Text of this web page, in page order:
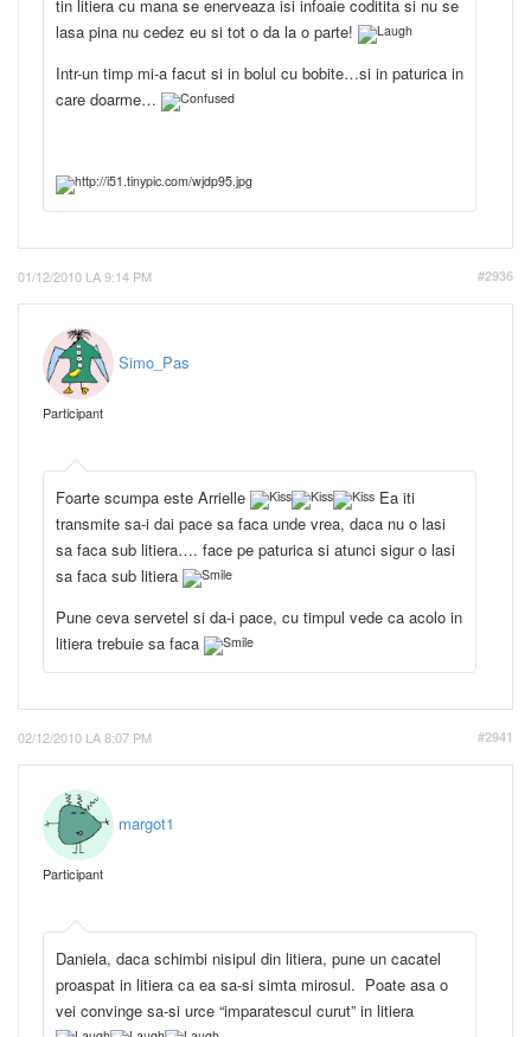
tin litiera cu mana se enerveaza isi infoaie coditita si nu se
lasa pina nu cedez eu si tot o da la o parte!
Intr-un timp mi-a facut si in bolul cu bobite…si in paturica in
care doarme…
01/12/2010 LA 9:14 PM #2936
Simo_Pas
Participant
Foarte scumpa este Arrielle
Ea iti
transmite sa-i dai pace sa faca unde vrea, daca nu o lasi
sa faca sub litiera…. face pe paturica si atunci sigur o lasi
sa faca sub litiera
Pune ceva servetel si da-i pace, cu timpul vede ca acolo in
litiera trebuie sa faca
02/12/2010 LA 8:07 PM #2941
margot1
Participant
Daniela, daca schimbi nisipul din litiera, pune un cacatel
proaspat in litiera ca ea sa-si simta mirosul. Poate asa o
vei convinge sa-si urce “imparatescul curut” in litiera